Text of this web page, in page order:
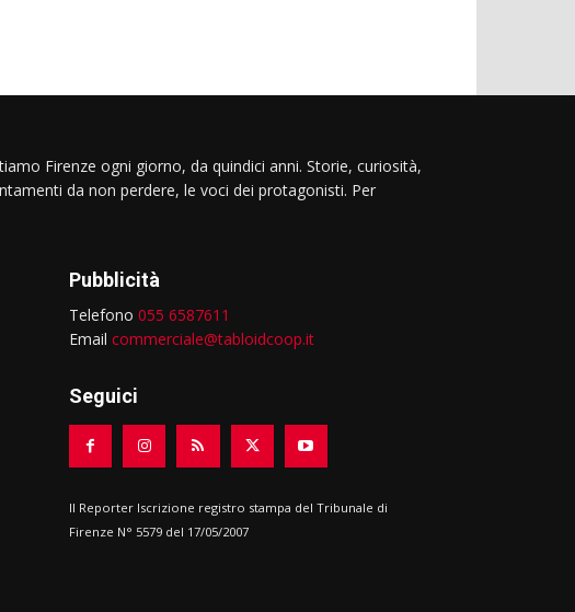
Firenze ogni giorno, da quindici anni. Storie, curiosità,
da non perdere, le voci dei protagonisti. Per
Pubblicità
Telefono 055 6587611
Email commerciale@tabloidcoop.it
Seguici
Il Reporter Iscrizione registro stampa del Tribunale di
Firenze N° 5579 del 17/05/2007